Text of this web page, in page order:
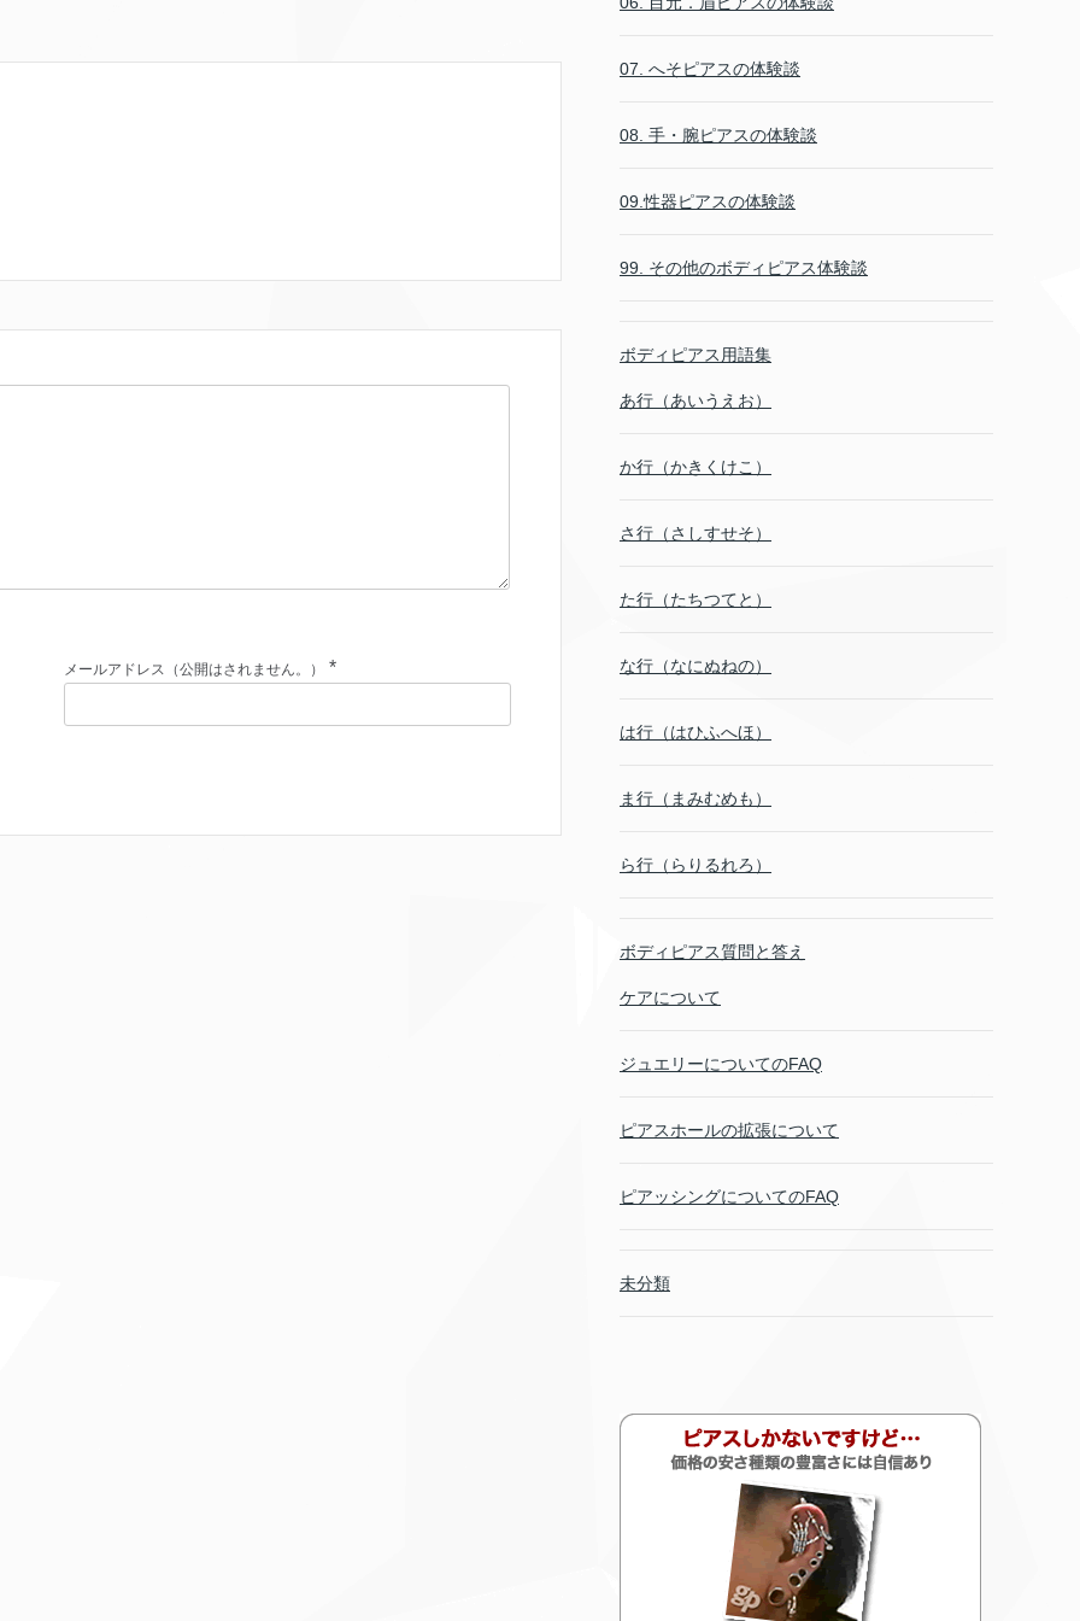
メールアドレス（公開はされません。） *
07. へそピアスの体験談
08. 手・腕ピアスの体験談
09.性器ピアスの体験談
99. その他のボディピアス体験談
ボディピアス用語集
あ行（あいうえお）
か行（かきくけこ）
さ行（さしすせそ）
た行（たちつてと）
な行（なにぬねの）
は行（はひふへほ）
ま行（まみむめも）
ら行（らりるれろ）
ボディピアス質問と答え
ケアについて
ジュエリーについてのFAQ
ピアスホールの拡張について
ピアッシングについてのFAQ
未分類